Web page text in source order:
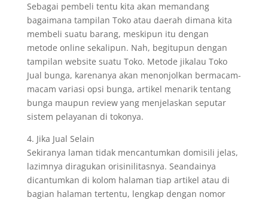
Sebagai pembeli tentu kita akan memandang
bagaimana tampilan Toko atau daerah dimana kita
membeli suatu barang, meskipun itu dengan
metode online sekalipun. Nah, begitupun dengan
tampilan website suatu Toko. Metode jikalau Toko
Jual bunga, karenanya akan menonjolkan bermacam-
macam variasi opsi bunga, artikel menarik tentang
bunga maupun review yang menjelaskan seputar
sistem pelayanan di tokonya.
4. Jika Jual Selain
Sekiranya laman tidak mencantumkan domisili jelas,
lazimnya diragukan orisinilitasnya. Seandainya
dicantumkan di kolom halaman tiap artikel atau di
bagian halaman tertentu, lengkap dengan nomor